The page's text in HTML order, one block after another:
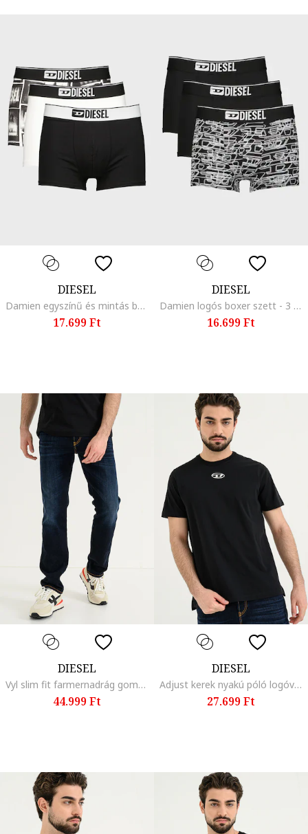
DIESEL
Damien egyszínű és mintás boxer szett - 3 db, Fekete/Fehér
17.699 Ft
DIESEL
Damien logós boxer szett - 3 db, Fekete/Fehér
16.699 Ft
DIESEL
Vyl slim fit farmernadrág gombokkal, Tengerészkék
44.999 Ft
DIESEL
Adjust kerek nyakú póló logóval, Fekete/Ezüstszín
27.699 Ft